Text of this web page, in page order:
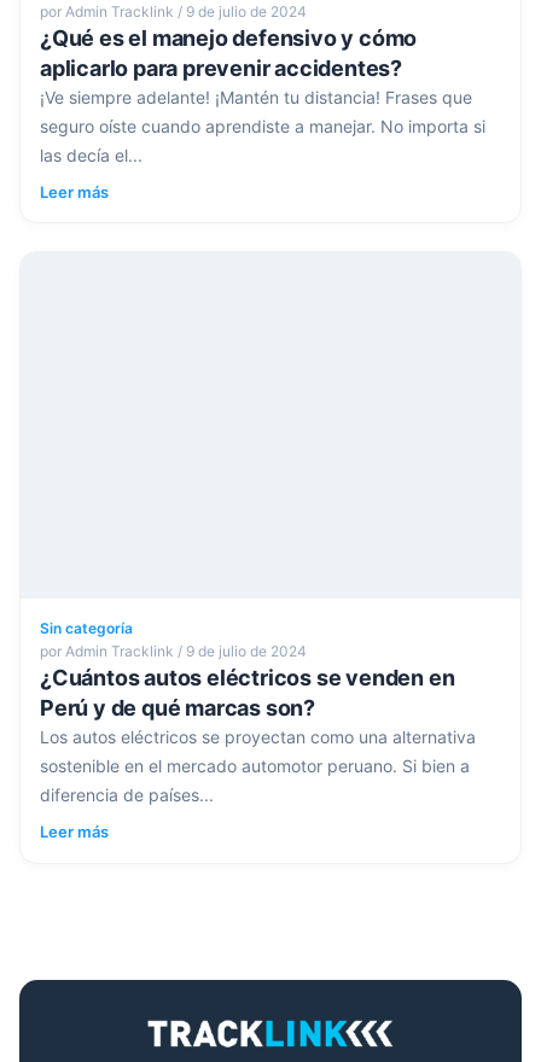
por Admin Tracklink / 9 de julio de 2024
¿Qué es el manejo defensivo y cómo
aplicarlo para prevenir accidentes?
¡Ve siempre adelante! ¡Mantén tu distancia! Frases que
seguro oíste cuando aprendiste a manejar. No importa si
las decía el...
Leer más
Sin categoría
por Admin Tracklink / 9 de julio de 2024
¿Cuántos autos eléctricos se venden en
Perú y de qué marcas son?
Los autos eléctricos se proyectan como una alternativa
sostenible en el mercado automotor peruano. Si bien a
diferencia de países...
Leer más